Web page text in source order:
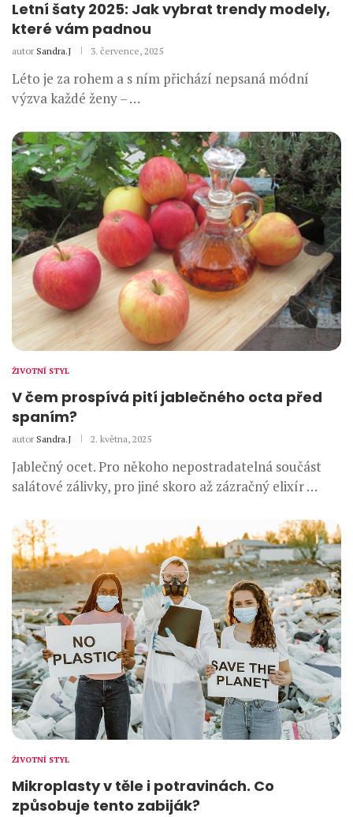
Letní šaty 2025: Jak vybrat trendy modely,
které vám padnou
autor Sandra.J 3. července, 2025
Léto je za rohem a s ním přichází nepsaná módní
výzva každé ženy – …
ŽIVOTNÍ STYL
V čem prospívá pití jablečného octa před
spaním?
autor Sandra.J 2. května, 2025
Jablečný ocet. Pro někoho nepostradatelná součást
salátové zálivky, pro jiné skoro až zázračný elixír …
ŽIVOTNÍ STYL
Mikroplasty v těle i potravinách. Co
způsobuje tento zabiják?